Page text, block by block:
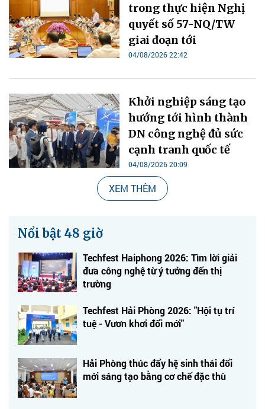
trong thực hiện Nghị
quyết số 57-NQ/TW
giai đoạn tới
04/08/2026 22:42
Khởi nghiệp sáng tạo
hướng tới hình thành
DN công nghệ đủ sức
cạnh tranh quốc tế
04/08/2026 20:09
XEM THÊM
Nổi bật 48 giờ
Techfest Haiphong 2026: Tìm lời giải
đưa công nghệ từ ý tưởng đến thị
trường
Techfest Hải Phòng 2026: "Hội tụ trí
tuệ - Vươn khơi đổi mới"
Hải Phòng thúc đẩy hệ sinh thái đổi
mới sáng tạo bằng cơ chế đặc thù